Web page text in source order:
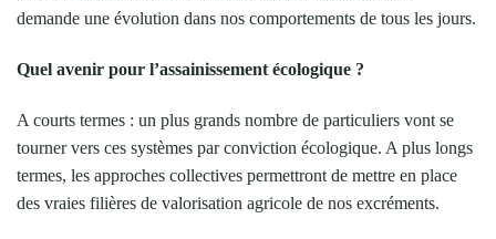
demande une évolution dans nos comportements de tous les jours.
Quel avenir pour l’assainissement écologique ?
A courts termes : un plus grands nombre de particuliers vont se
tourner vers ces systèmes par conviction écologique. A plus longs
termes, les approches collectives permettront de mettre en place
des vraies filières de valorisation agricole de nos excréments.